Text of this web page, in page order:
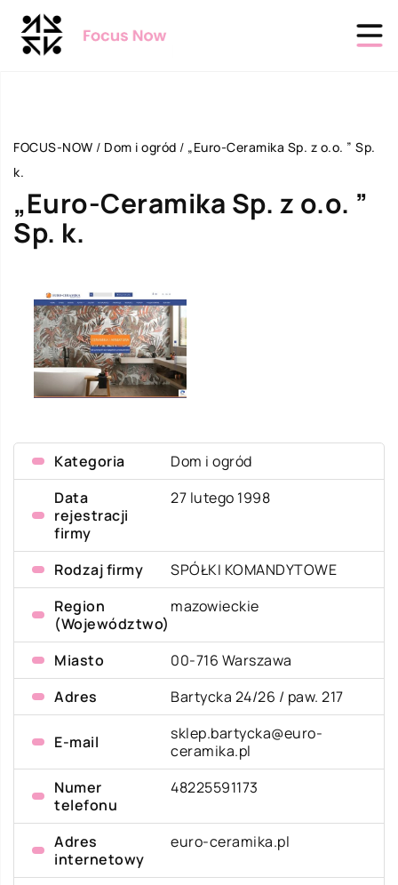
FOCUS-NOW / Dom i ogród / „Euro-Ceramika Sp. z o.o. ” Sp.
k.
„Euro-Ceramika Sp. z o.o. ”
Sp. k.
Kategoria
Dom i ogród
Data
rejestracji
firmy
27 lutego 1998
Rodzaj firmy
SPÓŁKI KOMANDYTOWE
Region
(Województwo)
mazowieckie
Miasto
00-716 Warszawa
Adres
Bartycka 24/26 / paw. 217
E-mail
sklep.bartycka@euro-
ceramika.pl
Numer
telefonu
48225591173
Adres
internetowy
euro-ceramika.pl